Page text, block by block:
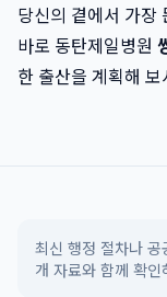
당신의 곁에서 가장
바로 동탄제일병원
한 출산을 계획해
최신 행정 절차나
개 자료와 함께 확인